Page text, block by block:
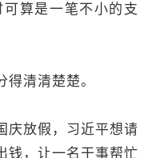
算是一笔不小的支
清清楚楚。
庆放假，习近平想请
钱，让一名干事帮忙